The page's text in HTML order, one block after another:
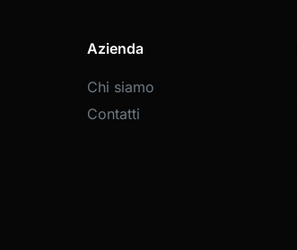
Azienda
Chi siamo
Contatti